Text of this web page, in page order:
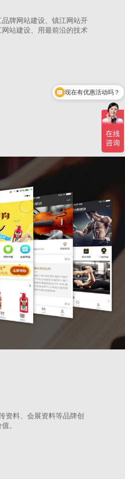
牌网站建设、镇江网站开
站建设、用最前沿的技术
资料、会展资料等品牌创
。
现在有优惠活动吗？